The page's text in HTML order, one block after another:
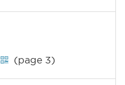
(page 3)